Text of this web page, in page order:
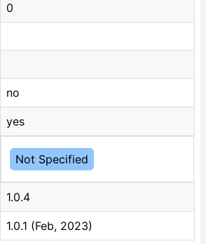
0
no
yes
Not Specified
1.0.4
1.0.1 (Feb, 2023)